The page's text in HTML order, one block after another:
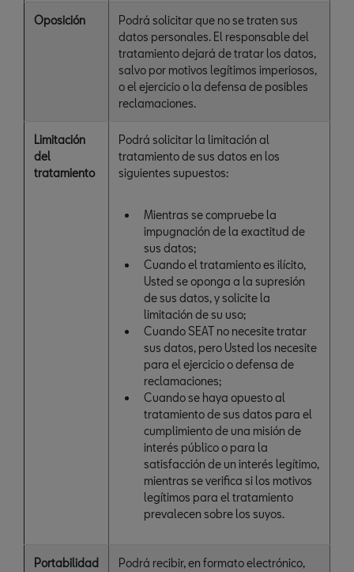
Oposición
Podrá solicitar que no se traten sus
datos personales. El responsable del
tratamiento dejará de tratar los datos,
salvo por motivos legítimos imperiosos,
o el ejercicio o la defensa de posibles
reclamaciones.
Limitación
del
tratamiento
Podrá solicitar la limitación al
tratamiento de sus datos en los
siguientes supuestos:
Mientras se compruebe la
impugnación de la exactitud de
sus datos;
Cuando el tratamiento es ilícito,
Usted se oponga a la supresión
de sus datos, y solicite la
limitación de su uso;
Cuando SEAT no necesite tratar
sus datos, pero Usted los necesite
para el ejercicio o defensa de
reclamaciones;
Cuando se haya opuesto al
tratamiento de sus datos para el
cumplimiento de una misión de
interés público o para la
satisfacción de un interés legítimo,
mientras se verifica si los motivos
legítimos para el tratamiento
prevalecen sobre los suyos.
Portabilidad
Podrá recibir, en formato electrónico,